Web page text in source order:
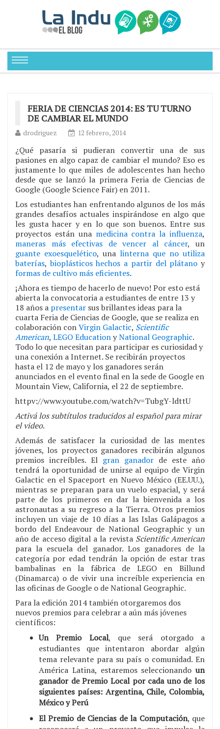
FERIA DE CIENCIAS 2014: ES TU TURNO
DE CAMBIAR EL MUNDO
drodriguez 12 febrero, 2014
¿Qué pasaría si pudieran convertir una de sus
pasiones en algo capaz de cambiar el mundo? Eso es
justamente lo que miles de adolescentes han hecho
desde que se lanzó la primera Feria de Ciencias de
Google (Google Science Fair) en 2011.
Los estudiantes han enfrentando algunos de los más
grandes desafíos actuales inspirándose en algo que
les gusta hacer y en lo que son buenos. Entre sus
proyectos están una medicina contra la influenza,
maneras más efectivas de vencer al cáncer, un
guante exoesquelético, una linterna que no utiliza
baterías,bioplásticos hechos a partir del plátano y
formas de cultivo más eficientes.
¡Ahora es tiempo de hacerlo de nuevo! Por esto está
abierta la convocatoria a estudiantes de entre 13 y
18 años a presentar sus brillantes ideas para la
cuarta Feria de Ciencias de Google, que se realiza en
colaboración conVirgin Galactic, Scientific
American, LEGO EducationyNational Geographic.
Todo lo que necesitan para participar es curiosidad y
una conexión a Internet. Se recibirán proyectos
hasta el 12 de mayo y los ganadores serán
anunciados en el evento final en la sede de Google en
Mountain View, California, el 22 de septiembre.
httpv://www.youtube.com/watch?v=TubgY-ldttU
Activá los subtítulos traducidos al español para mirar
el video.
Además de satisfacer la curiosidad de las mentes
jóvenes, los proyectos ganadores recibirán algunos
premios increíbles. El gran ganador de este año
tendrá la oportunidad de unirse al equipo de Virgin
Galactic en el Spaceport en Nuevo México (EE.UU.),
mientras se preparan para un vuelo espacial, y será
parte de los primeros en dar la bienvenida a los
astronautas a su regreso a la Tierra. Otros premios
incluyen un viaje de 10 días a las Islas Galápagos a
bordo del Endeavour de National Geographic y un
año de acceso digital a la revista Scientific American
para la escuela del ganador. Los ganadores de la
categoría por edad tendrán la opción de estar tras
bambalinas en la fábrica de LEGO en Billund
(Dinamarca) o de vivir una increíble experiencia en
las oficinas de Google o de National Geographic.
Para la edición 2014 también otorgaremos dos
nuevos premios para celebrar a aún más jóvenes
científicos:
Un Premio Local, que será otorgado a
estudiantes que intentaron abordar algún
tema relevante para su país o comunidad. En
América Latina, estaremos seleccionando un
ganador de Premio Local por cada uno de los
siguientes países: Argentina, Chile, Colombia,
México y Perú
El Premio de Ciencias de la Computación, que